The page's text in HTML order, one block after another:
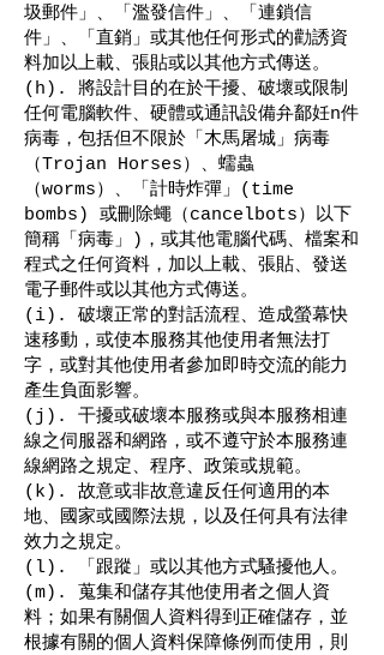
圾郵件」、「濫發信件」、「連鎖信
件」、「直銷」或其他任何形式的勸誘資
料加以上載、張貼或以其他方式傳送。
(h). 將設計目的在於干擾、破壞或限制
任何電腦軟件、硬體或通訊設備弁鄐妊n件
病毒，包括但不限於「木馬屠城」病毒
（Trojan Horses）、蠕蟲
（worms）、「計時炸彈」(time
bombs) 或刪除蠅（cancelbots）以下
簡稱「病毒」)，或其他電腦代碼、檔案和
程式之任何資料，加以上載、張貼、發送
電子郵件或以其他方式傳送。
(i). 破壞正常的對話流程、造成螢幕快
速移動，或使本服務其他使用者無法打
字，或對其他使用者參加即時交流的能力
產生負面影響。
(j). 干擾或破壞本服務或與本服務相連
線之伺服器和網路，或不遵守於本服務連
線網路之規定、程序、政策或規範。
(k). 故意或非故意違反任何適用的本
地、國家或國際法規，以及任何具有法律
效力之規定。
(l). 「跟蹤」或以其他方式騷擾他人。
(m). 蒐集和儲存其他使用者之個人資
料；如果有關個人資料得到正確儲存，並
根據有關的個人資料保障條例而使用，則